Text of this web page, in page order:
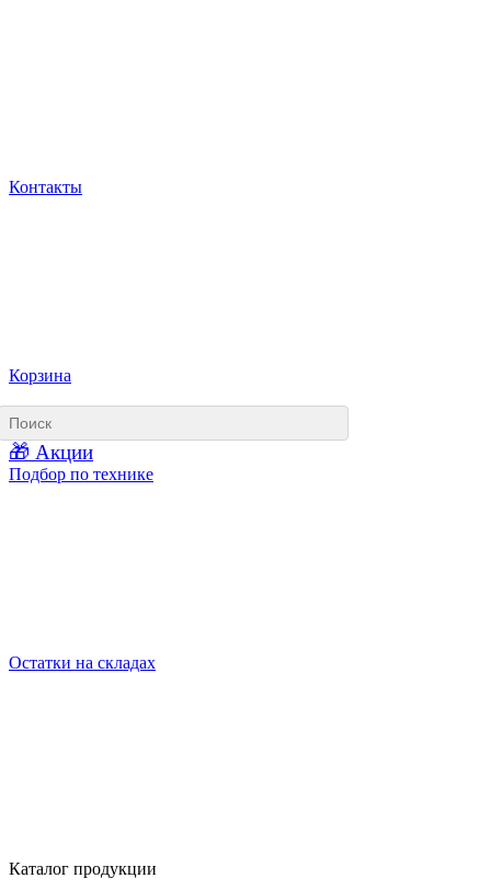
Контакты
Корзина
🎁 Акции
Подбор по технике
Остатки на складах
Каталог продукции